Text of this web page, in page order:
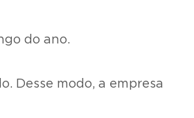
do ano.
Desse modo, a empresa